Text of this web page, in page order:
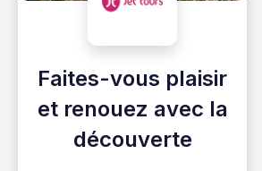
Faites-vous plaisir
et renouez avec la
découverte